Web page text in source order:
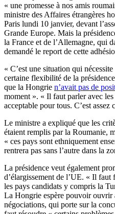
« une promesse à nos amis
ministre des Affaires étrangères
Paris lundi 10 janvier, devant
Grande Europe. Mais la
la France et de l’Allemagne, qui
demandé le report de cette
« C’est une situation qui
certaine flexibilité de la
que la Hongrie n’avait pas de
moment ». « Il faut parler avec
acceptable pour tous. C’est
Le ministre a expliqué que les
étaient remplis par la Roumanie,
« ces pays sont ethniquement
rentrera pas sans l’autre dans la
La présidence veut également
d’élargissement de l’UE. « Il faut
les pays candidats y compris la
La Hongrie espère pouvoir ouvrir
négociations, qui porte sur la